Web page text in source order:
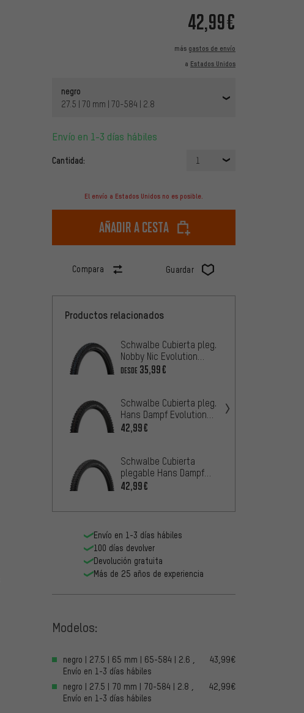
42,99€
más gastos de envío
a Estados Unidos
negro
27.5 | 70 mm | 70-584 | 2.8
Envío en 1-3 días hábiles
Cantidad: 1
El envío a Estados Unidos no es posible.
Añadir a cesta
Compara Guardar
Productos relacionados
Schwalbe Cubierta pleg.
Nobby Nic Evolution
ADDIX SpeedGrip Super
DESDE 35,99€
Schwalbe Cubierta pleg.
Hans Dampf Evolution
ADDIX Soft Super Gravity
42,99€
Schwalbe Cubierta
plegable Hans Dampf
Evolution ADDIX Soft
42,99€
Envío en 1-3 días hábiles
100 días devolver
Devolución gratuita
Más de 25 años de experiencia
Modelos:
negro | 27.5 | 65 mm | 65-584 | 2.6 ,
Envío en 1-3 días hábiles
43,99€
negro | 27.5 | 70 mm | 70-584 | 2.8 ,
Envío en 1-3 días hábiles
42,99€